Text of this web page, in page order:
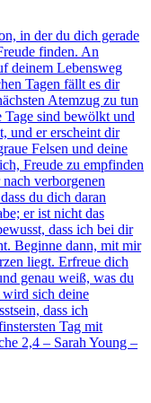
in der du dich gerade
finden. An
deinem Lebensweg
Tagen fällt es dir
Atemzug zu tun
Tage sind bewölkt und
und er erscheint dir
Felsen und deine
Freude zu empfinden
verborgenen
du dich daran
er ist nicht das
dass ich bei dir
Beginne dann, mit mir
liegt. Erfreue dich
genau weiß, was du
sich deine
dass ich
Tag mit
2,4 – Sarah Young –